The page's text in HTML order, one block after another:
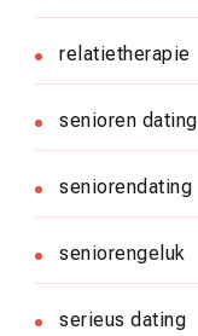
relatietherapie
senioren dating
seniorendating
seniorengeluk
serieus dating